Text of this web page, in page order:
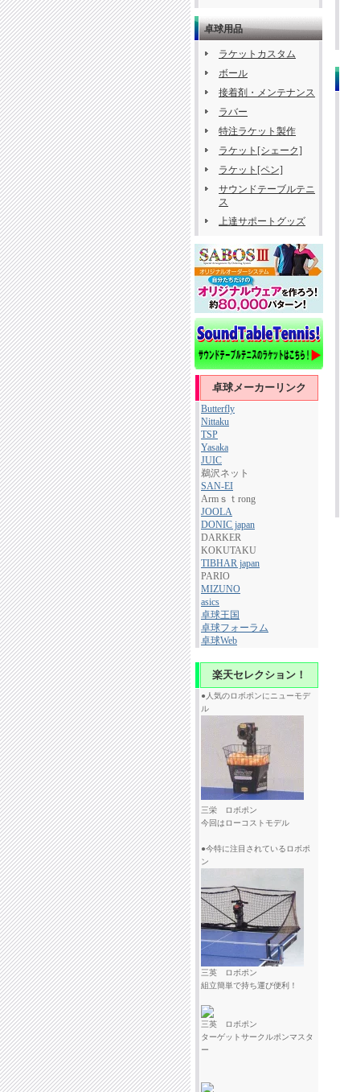
卓球用品
ラケットカスタム
ボール
接着剤・メンテナンス
ラバー
特注ラケット製作
ラケット[シェーク]
ラケット[ペン]
サウンドテーブルテニ
ス
上達サポートグッズ
卓球メーカーリンク
Butterfly
Nittaku
TSP
Yasaka
JUIC
鵜沢ネット
SAN-EI
Armｓｔrong
JOOLA
DONIC japan
DARKER
KOKUTAKU
TIBHAR japan
PARIO
MIZUNO
asics
卓球王国
卓球フォーラム
卓球Web
楽天セレクション！
●人気のロボポンにニューモデ
ル
三栄 ロボポン
今回はローコストモデル
●今特に注目されているロボポ
ン
三英 ロボポン
組立簡単で持ち運び便利！
三英 ロボポン
ターゲットサークルポンマスタ
ー